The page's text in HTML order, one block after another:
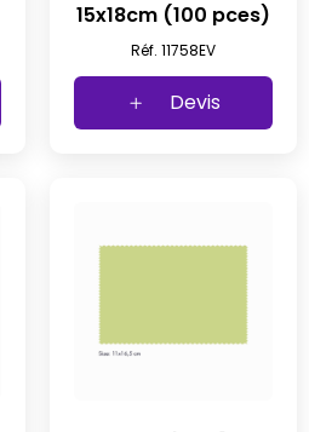
15x18cm (100 pces)
Réf. 11758EV
Devis